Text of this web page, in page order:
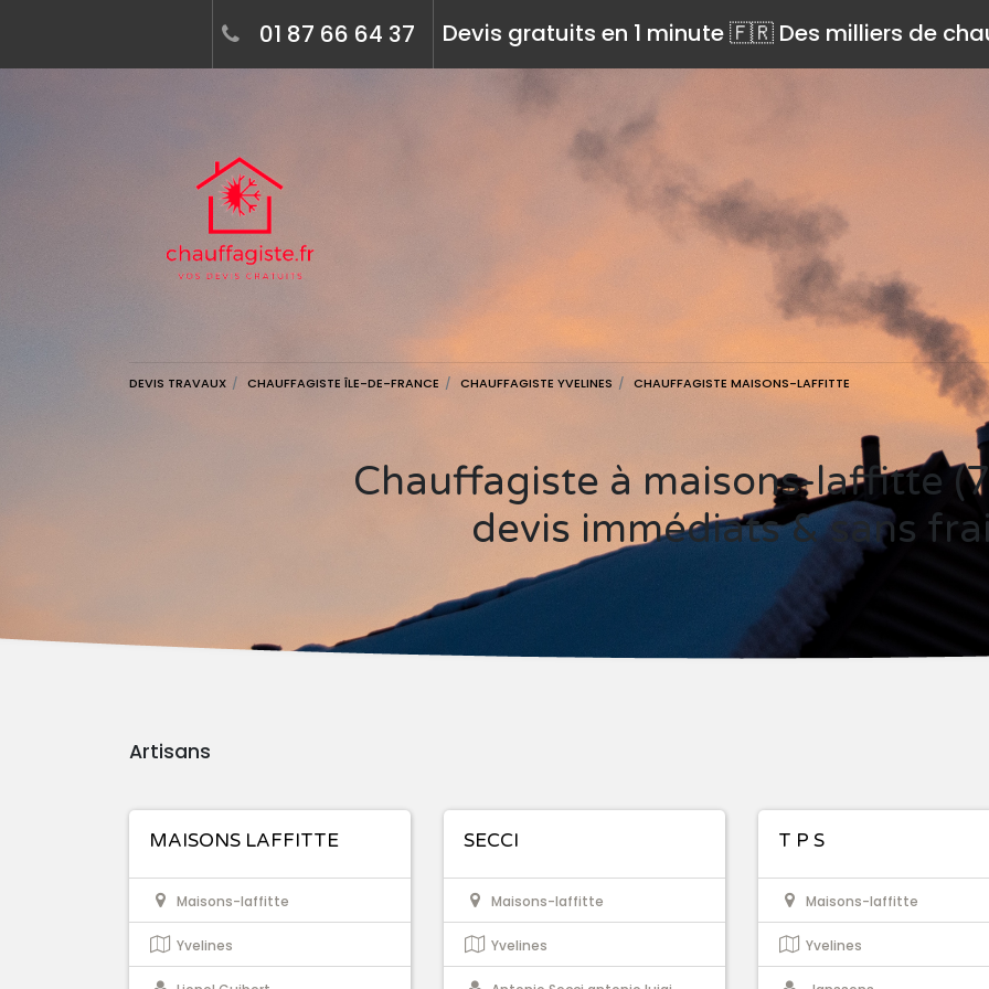
Devis gratuits en 1 minute 🇫🇷 Des milliers de
01 87 66 64 37
DEVIS TRAVAUX CHAUFFAGISTE ÎLE-DE-FRANCE CHAUFFAGISTE YVELINES CHAUFFAGISTE MAISONS-LAFFITTE
Chauffagiste à maisons-laffitte (78600) -
devis immédiats & sans
Artisans
MAISONS LAFFITTE
Maisons-laffitte
Yvelines
SECCI
Maisons-laffitte
Yvelines
T P S
Maisons-laffitte
Yvelines